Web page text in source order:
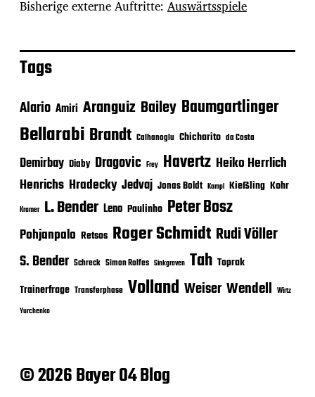
Bisherige externe Auftritte: Auswärtsspiele
Tags
Alario Amiri Aranguiz Bailey Baumgartlinger
Bellarabi Brandt Calhanoglu Chicharito da Costa
Demirbay Diaby Dragovic Frey Havertz Heiko Herrlich
Henrichs Hradecky Jedvaj Jonas Boldt Kampl Kießling Kohr
Kramer L. Bender Leno Paulinho Peter Bosz
Pohjanpalo Retsos Roger Schmidt Rudi Völler
S. Bender Schreck Simon Rolfes Sinkgraven Tah Toprak
Trainerfrage Transferphase Volland Weiser Wendell Wirtz
Yurchenko
© 2026 Bayer 04 Blog